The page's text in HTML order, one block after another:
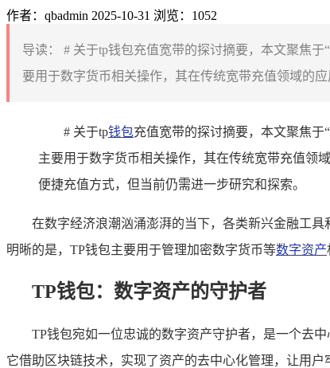
作者：qbadmin 2025-10-31 浏览：1052
导读：
# 关于tp钱包充值宽带的探讨摘要，本文聚焦
要用于数字货币相关操作，其在传统宽带充值领域的
# 关于tp钱包充值宽带的探讨摘要，本文聚焦
主要用于数字货币相关操作，其在传统宽带充值领
便捷充值方式，但当前仍需进一步研究和探索。
在数字经济浪潮汹涌澎湃的当下，各类新兴金融工
明晰的是，TP钱包主要用于管理加密数字货币等数字资产
TP钱包：数字资产的守护者
TP钱包宛如一位忠诚的数字资产守护者，是一个去
它借助区块链技术，实现了资产的去中心化管理，让用